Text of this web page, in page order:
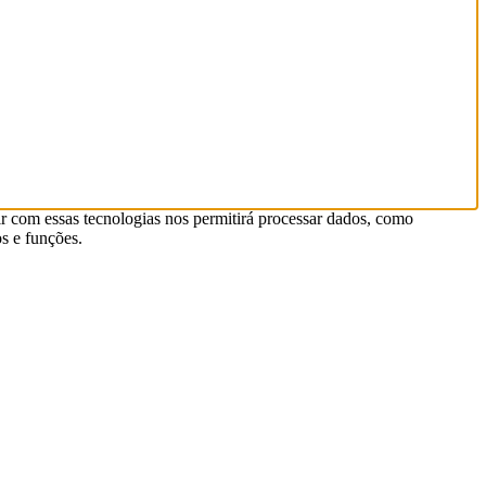
essas tecnologias nos permitirá processar dados, como
e funções.